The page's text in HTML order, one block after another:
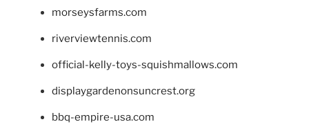
morseysfarms.com
riverviewtennis.com
official-kelly-toys-squishmallows.com
displaygardenonsuncrest.org
bbq-empire-usa.com